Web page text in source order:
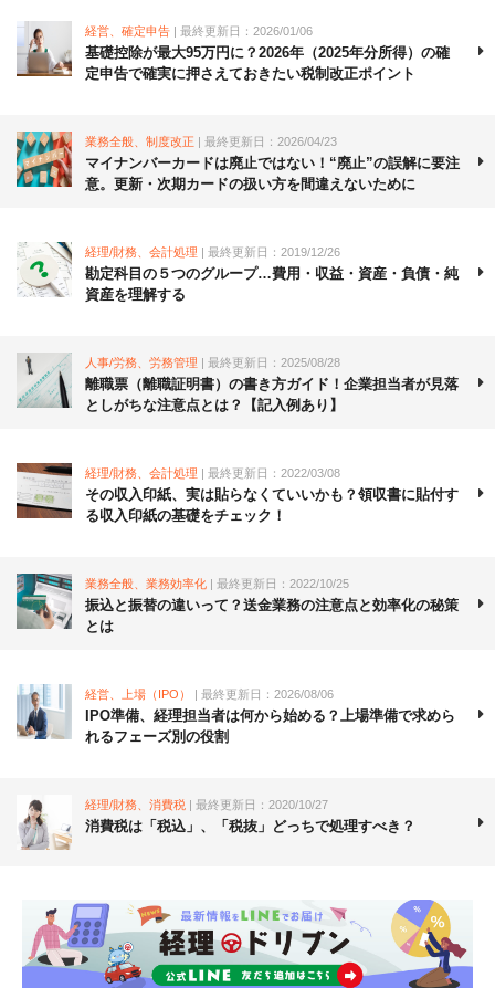
経営、確定申告 | 最終更新日：2026/01/06
基礎控除が最大95万円に？2026年（2025年分所得）の確
定申告で確実に押さえておきたい税制改正ポイント
業務全般、制度改正 | 最終更新日：2026/04/23
マイナンバーカードは廃止ではない！“廃止”の誤解に要注
意。更新・次期カードの扱い方を間違えないために
経理/財務、会計処理 | 最終更新日：2019/12/26
勘定科目の５つのグループ…費用・収益・資産・負債・純
資産を理解する
人事/労務、労務管理 | 最終更新日：2025/08/28
離職票（離職証明書）の書き方ガイド！企業担当者が見落
としがちな注意点とは？【記入例あり】
経理/財務、会計処理 | 最終更新日：2022/03/08
その収入印紙、実は貼らなくていいかも？領収書に貼付す
る収入印紙の基礎をチェック！
業務全般、業務効率化 | 最終更新日：2022/10/25
振込と振替の違いって？送金業務の注意点と効率化の秘策
とは
経営、上場（IPO） | 最終更新日：2026/08/06
IPO準備、経理担当者は何から始める？上場準備で求めら
れるフェーズ別の役割
経理/財務、消費税 | 最終更新日：2020/10/27
消費税は「税込」、「税抜」どっちで処理すべき？